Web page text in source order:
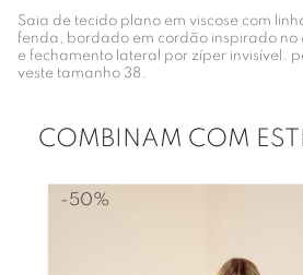
Saia de tecido plano em viscose com
fenda, bordado em cordão inspirado no
e fechamento lateral por zíper invisível.
veste tamanho 38.
COMBINAM COM
-50%